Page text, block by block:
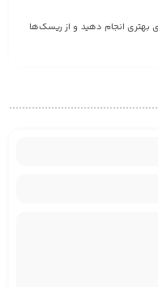
بهتری انجام دهید و از ریسک‌ها